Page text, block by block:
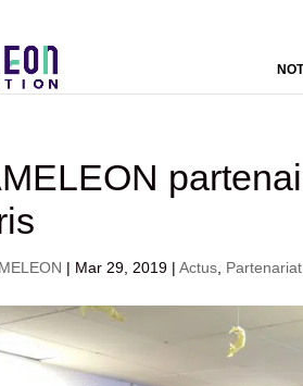
| Mar 29, 2019 |Actus Partenariat